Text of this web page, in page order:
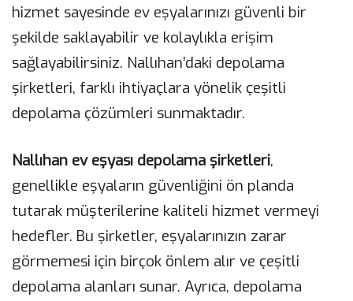
hizmet sayesinde ev eşyalarınızı güvenli bir
şekilde saklayabilir ve kolaylıkla erişim
sağlayabilirsiniz. Nallıhan’daki depolama
şirketleri, farklı ihtiyaçlara yönelik çeşitli
depolama çözümleri sunmaktadır.
Nallıhan ev eşyası depolama şirketleri,
genellikle eşyaların güvenliğini ön planda
tutarak müşterilerine kaliteli hizmet vermeyi
hedefler. Bu şirketler, eşyalarınızın zarar
görmemesi için birçok önlem alır ve çeşitli
depolama alanları sunar. Ayrıca, depolama